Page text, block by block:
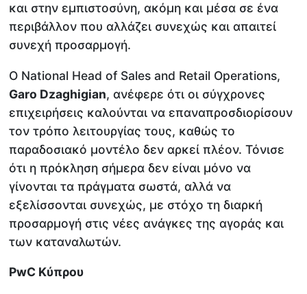
και στην εμπιστοσύνη, ακόμη και μέσα σε ένα
περιβάλλον που αλλάζει συνεχώς και απαιτεί
συνεχή προσαρμογή.
Ο National Head of Sales and Retail Operations,
Garo Dzaghigian, ανέφερε ότι οι σύγχρονες
επιχειρήσεις καλούνται να επαναπροσδιορίσουν
τον τρόπο λειτουργίας τους, καθώς το
παραδοσιακό μοντέλο δεν αρκεί πλέον. Τόνισε
ότι η πρόκληση σήμερα δεν είναι μόνο να
γίνονται τα πράγματα σωστά, αλλά να
εξελίσσονται συνεχώς, με στόχο τη διαρκή
προσαρμογή στις νέες ανάγκες της αγοράς και
των καταναλωτών.
PwC Κύπρου